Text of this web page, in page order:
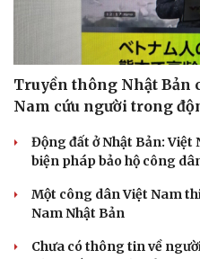
Doanh nghiệp
Thông tin doanh nghiệp
Doanh nhân
Vì cộng đồng
Truyền thông Nhật Bản
Nam cứu người trong
Động đất ở Nhật Bản:
biện pháp bảo hộ công
Một công dân Việt Nam
Nam Nhật Bản
Chưa có thông tin về